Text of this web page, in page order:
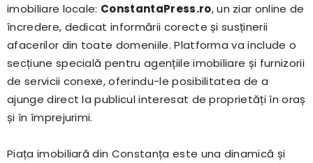
imobiliare locale: ConstantaPress.ro, un ziar online de
încredere, dedicat informării corecte și susținerii
afacerilor din toate domeniile. Platforma va include o
secțiune specială pentru agențiile imobiliare și furnizorii
de servicii conexe, oferindu-le posibilitatea de a
ajunge direct la publicul interesat de proprietăți în oraș
și în împrejurimi.
Piața imobiliară din Constanța este una dinamică și